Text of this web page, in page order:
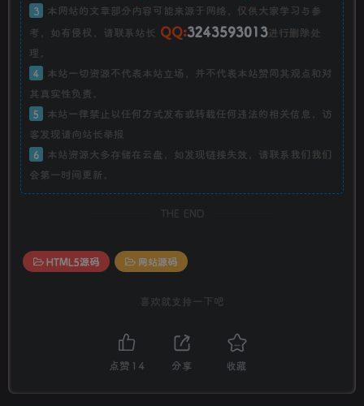
3
本网站的文章部分内容可能来源于网络，仅供大家学习与参
考，如有侵权，请联系站长 QQ:3243593013进行删除处
理。
4
本站一切资源不代表本站立场，并不代表本站赞同其观点和对
其真实性负责。
5
本站一律禁止以任何方式发布或转载任何违法的相关信息，访
客发现请向站长举报
6
本站资源大多存储在云盘，如发现链接失效，请联系我们我们
会第一时间更新。
THE END
HTML5源码 网站源码
喜欢就支持一下吧
点赞 14 分享 收藏